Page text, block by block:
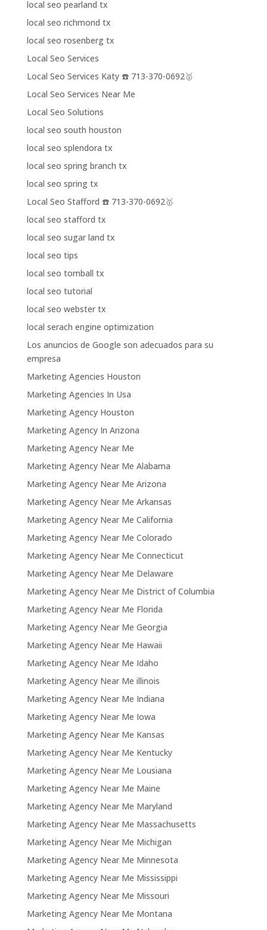
local seo pearland tx
local seo richmond tx
local seo rosenberg tx
Local Seo Services
Local Seo Services Katy ☎️ 713-370-0692🥇
Local Seo Services Near Me
Local Seo Solutions
local seo south houston
local seo splendora tx
local seo spring branch tx
local seo spring tx
Local Seo Stafford ☎️ 713-370-0692🥇
local seo stafford tx
local seo sugar land tx
local seo tips
local seo tomball tx
local seo tutorial
local seo webster tx
local serach engine optimization
Los anuncios de Google son adecuados para su
empresa
Marketing Agencies Houston
Marketing Agencies In Usa
Marketing Agency Houston
Marketing Agency In Arizona
Marketing Agency Near Me
Marketing Agency Near Me Alabama
Marketing Agency Near Me Arizona
Marketing Agency Near Me Arkansas
Marketing Agency Near Me California
Marketing Agency Near Me Colorado
Marketing Agency Near Me Connecticut
Marketing Agency Near Me Delaware
Marketing Agency Near Me District of Columbia
Marketing Agency Near Me Florida
Marketing Agency Near Me Georgia
Marketing Agency Near Me Hawaii
Marketing Agency Near Me Idaho
Marketing Agency Near Me illinois
Marketing Agency Near Me Indiana
Marketing Agency Near Me Iowa
Marketing Agency Near Me Kansas
Marketing Agency Near Me Kentucky
Marketing Agency Near Me Lousiana
Marketing Agency Near Me Maine
Marketing Agency Near Me Maryland
Marketing Agency Near Me Massachusetts
Marketing Agency Near Me Michigan
Marketing Agency Near Me Minnesota
Marketing Agency Near Me Mississippi
Marketing Agency Near Me Missouri
Marketing Agency Near Me Montana